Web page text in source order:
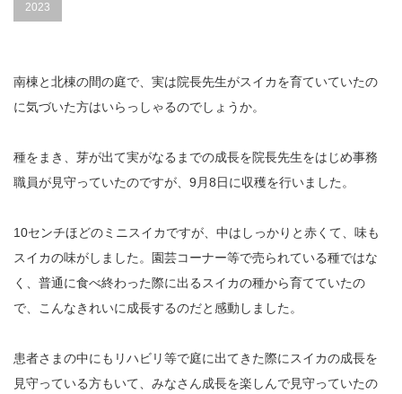
2023
南棟と北棟の間の庭で、実は院長先生がスイカを育ていていたの
に気づいた方はいらっしゃるのでしょうか。
種をまき、芽が出て実がなるまでの成長を院長先生をはじめ事務
職員が見守っていたのですが、9月8日に収穫を行いました。
10センチほどのミニスイカですが、中はしっかりと赤くて、味も
スイカの味がしました。園芸コーナー等で売られている種ではな
く、普通に食べ終わった際に出るスイカの種から育てていたの
で、こんなきれいに成長するのだと感動しました。
患者さまの中にもリハビリ等で庭に出てきた際にスイカの成長を
見守っている方もいて、みなさん成長を楽しんで見守っていたの